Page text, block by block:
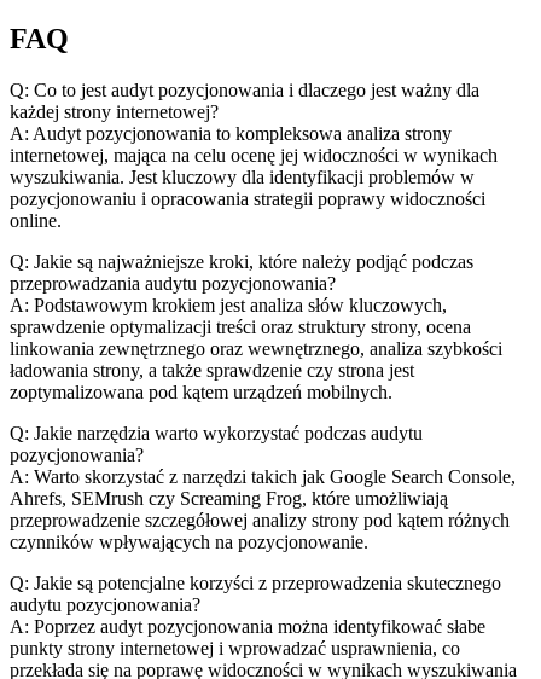
FAQ
Q: Co to jest audyt ⁢pozycjonowania i dlaczego jest ważny dla
każdej strony internetowej?
A: Audyt pozycjonowania to kompleksowa analiza⁤ strony
internetowej,⁣ mająca na celu ocenę jej widoczności w wynikach
wyszukiwania. Jest kluczowy dla identyfikacji problemów w
pozycjonowaniu i‌ opracowania strategii poprawy⁣ widoczności
online.
Q: Jakie⁢ są najważniejsze kroki, ‍które‌ należy podjąć podczas‍
przeprowadzania audytu pozycjonowania?
A: Podstawowym krokiem jest analiza słów kluczowych,
sprawdzenie optymalizacji treści ⁢oraz struktury ⁢strony, ocena
linkowania zewnętrznego oraz wewnętrznego, analiza szybkości⁤
ładowania strony, a także sprawdzenie czy strona jest
zoptymalizowana pod kątem urządzeń mobilnych.
Q: Jakie narzędzia ⁢warto wykorzystać ​podczas audytu
pozycjonowania?
A:‌ Warto skorzystać z narzędzi takich jak Google Search Console,
Ahrefs, SEMrush czy Screaming Frog, które umożliwiają
przeprowadzenie szczegółowej ⁤analizy ⁣strony ‍pod kątem różnych
czynników wpływających na pozycjonowanie.
Q: Jakie ‍są potencjalne korzyści z przeprowadzenia skutecznego
audytu pozycjonowania?
A: Poprzez ‍audyt pozycjonowania można identyfikować słabe
punkty strony internetowej i wprowadzać usprawnienia, co
przekłada się na poprawę widoczności w wynikach ‍wyszukiwania